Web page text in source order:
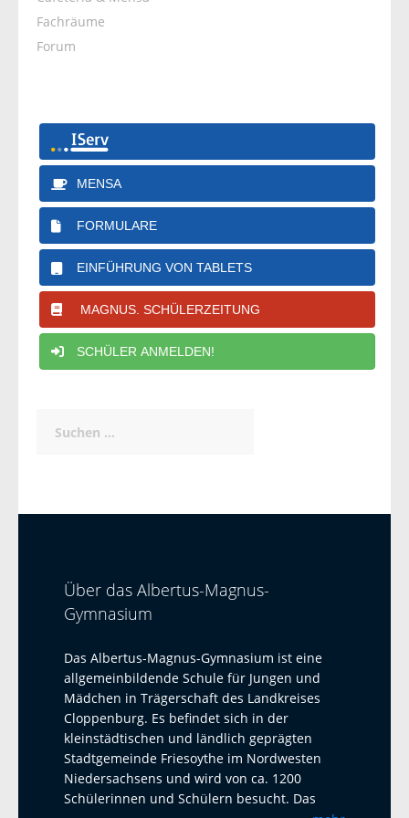
Fachräume
Forum
MENSA
FORMULARE
EINFÜHRUNG VON TABLETS
MAGNUS. SCHÜLERZEITUNG
SCHÜLER ANMELDEN!
nach:
Über das Albertus-Magnus-
Gymnasium
Das Albertus-Magnus-Gymnasium ist eine
allgemeinbildende Schule für Jungen und
Mädchen in Trägerschaft des Landkreises
Cloppenburg. Es befindet sich in der
kleinstädtischen und ländlich geprägten
Stadtgemeinde Friesoythe im Nordwesten
Niedersachsens und wird von ca. 1200
Schülerinnen und Schülern besucht. Das